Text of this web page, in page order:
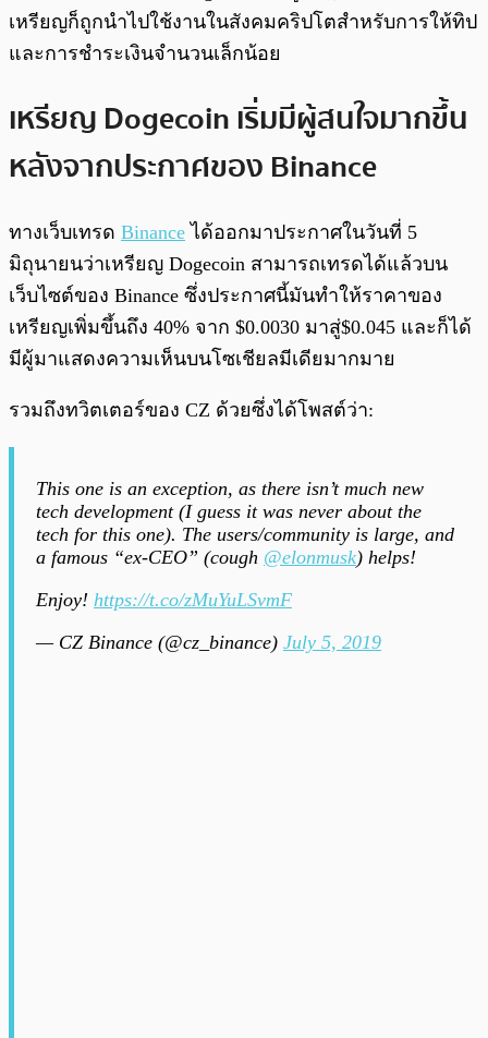
เหรียญก็ถูกนำไปใช้งานในสังคมคริปโตสำหรับการให้ทิป
และการชำระเงินจำนวนเล็กน้อย
เหรียญ Dogecoin เริ่มมีผู้สนใจมากขึ้น
หลังจากประกาศของ Binance
ทางเว็บเทรด Binance ได้ออกมาประกาศในวันที่ 5
มิถุนายนว่าเหรียญ Dogecoin สามารถเทรดได้แล้วบน
เว็บไซต์ของ Binance ซึ่งประกาศนี้มันทำให้ราคาของ
เหรียญเพิ่มขึ้นถึง 40% จาก $0.0030 มาสู่$0.045 และก็ได้
มีผู้มาแสดงความเห็นบนโซเชียลมีเดียมากมาย
รวมถึงทวิตเตอร์ของ CZ ด้วยซึ่งได้โพสต์ว่า:
This one is an exception, as there isn’t much new
tech development (I guess it was never about the
tech for this one). The users/community is large, and
a famous “ex-CEO” (cough @elonmusk) helps!
Enjoy! https://t.co/zMuYuLSvmF
— CZ Binance (@cz_binance) July 5, 2019